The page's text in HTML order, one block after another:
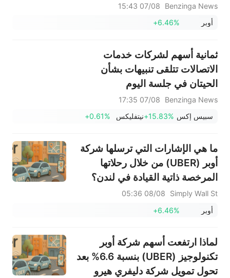
Benzinga News
07/08 15:43
أوبر
+6.46%
ثمانية أسهم لشركات خدمات
الاتصالات تتلقى تنبيهات بشأن
الحيتان في جلسة اليوم
Benzinga News
07/08 17:35
سبيس إكس +15.83%نيتفليكس +0.61%
ما هي الإشارات التي ترسلها شركة
أوبر (UBER) من خلال رحلاتها
المرخصة ذاتية القيادة في لندن؟
Simply Wall St
08/08 05:36
أوبر
+6.46%
لماذا ارتفعت أسهم شركة أوبر
تكنولوجيز (UBER) بنسبة 6.6% بعد
تحول تمويل شركة دليفري هيرو